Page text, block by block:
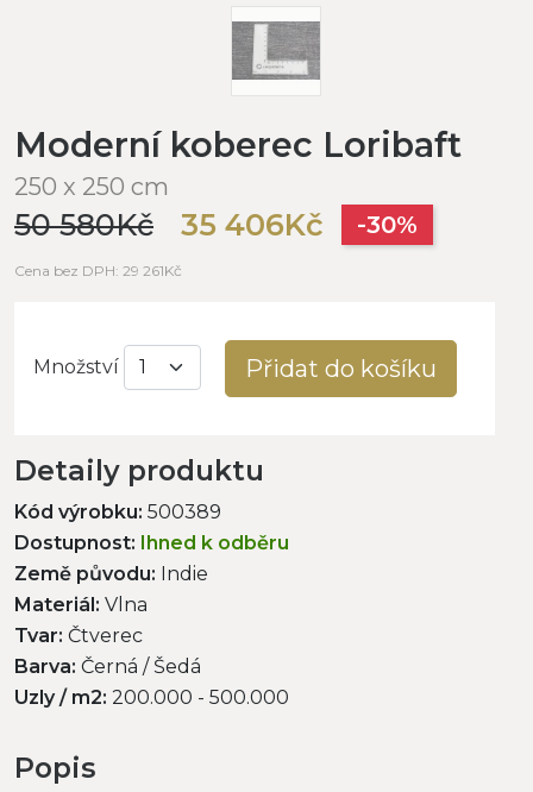
Moderní koberec Loribaft
250 x 250 cm
50 580Kč 35 406Kč -30%
Cena bez DPH: 29 261Kč
Množství Přidat do košíku
Detaily produktu
Kód výrobku: 500389
Dostupnost: Ihned k odběru
Země původu: Indie
Materiál: Vlna
Tvar: Čtverec
Barva: Černá / Šedá
Uzly / m2: 200.000 - 500.000
Popis